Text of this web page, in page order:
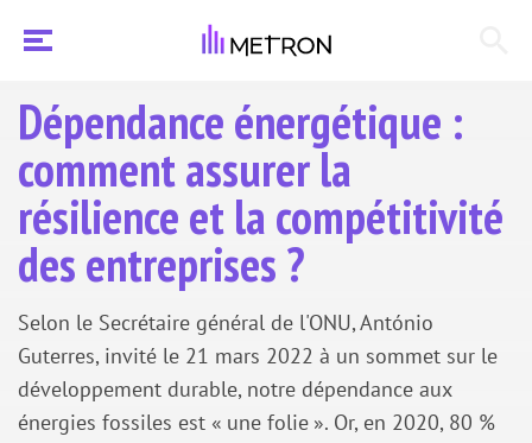
Dépendance énergétique :
comment assurer la
résilience et la compétitivité
des entreprises ?
Selon le Secrétaire général de l'ONU, António
Guterres, invité le 21 mars 2022 à un sommet sur le
développement durable, notre dépendance aux
énergies fossiles est « une folie ». Or, en 2020, 80 %